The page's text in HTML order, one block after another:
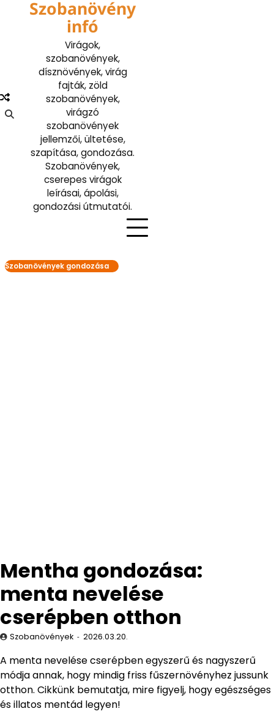
Szobanövény
infó
Virágok,
szobanövények,
dísznövények, virág
fajták, zöld
szobanövények,
virágzó
szobanövények
jellemzői, ültetése,
szapítása, gondozása.
Szobanövények,
cserepes virágok
leírásai, ápolási,
gondozási útmutatói.
Szobanövények gondozása
Mentha gondozása:
menta nevelése
cserépben otthon
Szobanövények 2026.03.20.
A menta nevelése cserépben egyszerű és nagyszerű
módja annak, hogy mindig friss fűszernövényhez jussunk
otthon. Cikkünk bemutatja, mire figyelj, hogy egészséges
és illatos mentád legyen!